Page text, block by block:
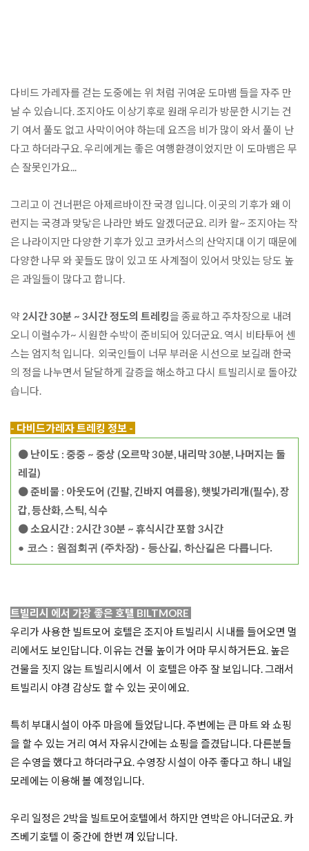
다비드 가레자를 걷는 도중에는 위 처럼 귀여운 도마뱀 들을 자주 만
날 수 있습니다. 조지아도 이상기후로 원래 우리가 방문한 시기는 건
기 여서 풀도 없고 사막이어야 하는데 요즈음 비가 많이 와서 풀이 난
다고 하더라구요. 우리에게는 좋은 여행환경이었지만 이 도마뱀은 무
슨 잘못인가요...
그리고 이 건너편은 아제르바이잔 국경 입니다. 이곳의 기후가 왜 이
런지는 국경과 맞닿은 나라만 봐도 알겠더군요. 리카 왈~ 조지아는 작
은 나라이지만 다양한 기후가 있고 코카서스의 산악지대 이기 때문에
다양한 나무 와 꽃들도 많이 있고 또 사계절이 있어서 맛있는 당도 높
은 과일들이 많다고 합니다.
약 2시간 30분 ~ 3시간 정도의 트레킹을 종료하고 주차장으로 내려
오니 이럴수가~ 시원한 수박이 준비되어 있더군요. 역시 비타투어 센
스는 엄지척 입니다.  외국인들이 너무 부러운 시선으로 보길래 한국
의 정을 나누면서 달달하게 갈증을 해소하고 다시 트빌리시로 돌아갔
습니다.
- 다비드가레자 트레킹 정보 -
● 난이도 : 중중 ~ 중상 (오르막 30분, 내리막 30분, 나머지는 둘
레길)
● 준비물 : 아웃도어 (긴팔, 긴바지 여름용), 햇빛가리개(필수), 장
갑, 등산화, 스틱, 식수
● 소요시간 : 2시간 30분 ~ 휴식시간 포함 3시간
● 코스 : 원점회귀 (주차장) - 등산길, 하산길은 다릅니다.
트빌리시 에서 가장 좋은 호텔 BILTMORE
우리가 사용한 빌트모어 호텔은 조지아 트빌리시 시내를 들어오면 멀
리에서도 보인답니다. 이유는 건물 높이가 어마 무시하거든요. 높은
건물을 짓지 않는 트빌리시에서  이 호텔은 아주 잘 보입니다. 그래서
트빌리시 야경 감상도 할 수 있는 곳이에요.
특히 부대시설이 아주 마음에 들었답니다. 주변에는 큰 마트 와 쇼핑
을 할 수 있는 거리 여서 자유시간에는 쇼핑을 즐겼답니다. 다른분들
은 수영을 했다고 하더라구요. 수영장 시설이 아주 좋다고 하니 내일
모레에는 이용해 볼 예정입니다.
우리 일정은 2박을 빌트모어호텔에서 하지만 연박은 아니더군요. 카
즈베기호텔 이 중간에 한번 껴 있답니다.